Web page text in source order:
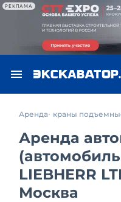
РЕКЛАМА
Аренда краны
Аренда
LIEBHERR
Москва